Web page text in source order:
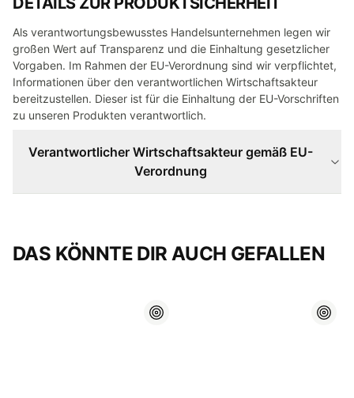
Als verantwortungsbewusstes Handelsunternehmen legen wir
großen Wert auf Transparenz und die Einhaltung gesetzlicher
Vorgaben. Im Rahmen der EU-Verordnung sind wir verpflichtet,
Informationen über den verantwortlichen Wirtschaftsakteur
bereitzustellen. Dieser ist für die Einhaltung der EU-Vorschriften
zu unseren Produkten verantwortlich.
Verantwortlicher Wirtschaftsakteur gemäß EU-
Verordnung
DAS KÖNNTE DIR AUCH GEFALLEN